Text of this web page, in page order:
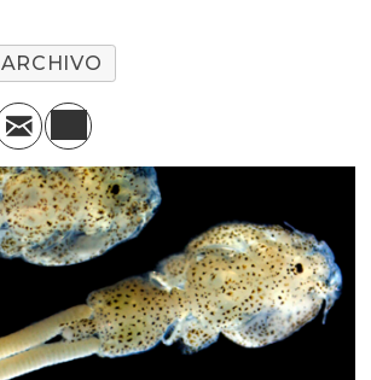
ARCHIVO